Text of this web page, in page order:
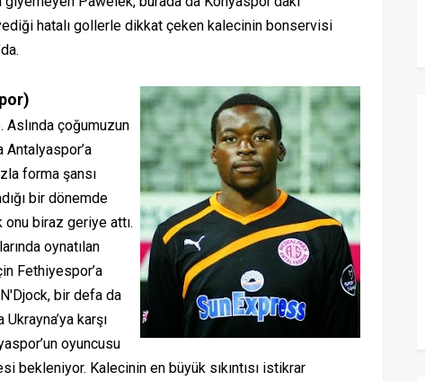
hatalı gollerle dikkat çeken kalecinin bonservisi
çoğumuzun
Antalyaspor’a
forma şansı
bir dönemde
onu biraz geriye attı.
oynatılan
Fethiyespor’a
N'Djock, bir defa da
karşı
oyuncusu
bekleniyor. Kalecinin en büyük sıkıntısı istikrar